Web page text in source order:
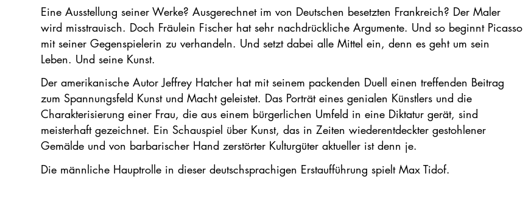
Eine Ausstellung seiner Werke? Ausgerechnet im von Deutschen besetzten Frankreich? Der Maler
wird misstrauisch. Doch Fräulein Fischer hat sehr nachdrückliche Argumente. Und so beginnt Picasso
mit seiner Gegenspielerin zu verhandeln. Und setzt dabei alle Mittel ein, denn es geht um sein
Leben. Und seine Kunst.
Der amerikanische Autor Jeffrey Hatcher hat mit seinem packenden Duell einen treffenden Beitrag
zum Spannungsfeld Kunst und Macht geleistet. Das Porträt eines genialen Künstlers und die
Charakterisierung einer Frau, die aus einem bürgerlichen Umfeld in eine Diktatur gerät, sind
meisterhaft gezeichnet. Ein Schauspiel über Kunst, das in Zeiten wiederentdeckter gestohlener
Gemälde und von barbarischer Hand zerstörter Kulturgüter aktueller ist denn je.
Die männliche Hauptrolle in dieser deutschsprachigen Erstaufführung spielt Max Tidof.